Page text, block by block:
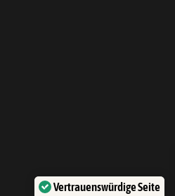
Vertrauenswürdige Seite